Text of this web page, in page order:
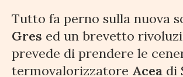
Tutto fa perno sulla nuova
Gres ed un brevetto
prevede di prendere le
termovalorizzatore Acea di